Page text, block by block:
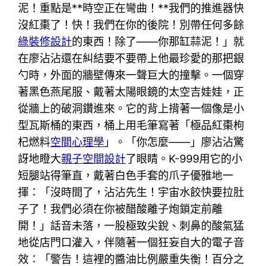
泥！重點是**時空正在彎曲！**我們的推進器快
沒紅棗了！快！我們在你的後院！別帶任何多餘
綠裝修設計的東西！除了——你那缸蒜泥！」就
在廖沾沾還在糾結要不要帶上他最珍愛的那把銀
勺時，外面的牆壁傳來一聲巨大的撞擊。一個穿
著黑色燕尾服、戴著太陽眼鏡的太空吉娃娃，正
從牆上的破洞鑽進來。它的背上揹著一個像是小
型瓦斯桶的東西，桶上用毛筆寫著「極品紅棗枸
杞燃料空間心理學 」。「你怎麼——」廖沾沾驚
訝地瞪大親子空間設計了眼睛。K-999用它的小
短腿站得筆直，戴著白色手套的爪子優雅地一
揮：「沒時間了，沾沾先生！宇宙水餃快要拉肚
子了！我們必須在你被醋酸離子炮鎖定前離
開！」話音未落，一股極致尖銳、刺鼻的酸氣猛
地從店門口灌入，伴隨著一個狂妄自大的電子音
效：「警告！這裡的醬油比例嚴重失衡！百分之